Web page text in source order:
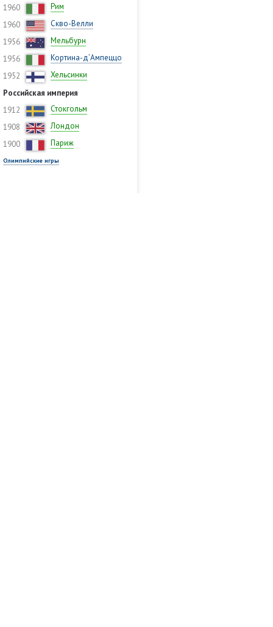
1960
Рим
1960
Скво-Велли
1956
Мельбурн
1956
Кортина-д’Ампеццо
1952
Хельсинки
Российская империя
1912
Стокгольм
1908
Лондон
1900
Париж
Олимпийские игры